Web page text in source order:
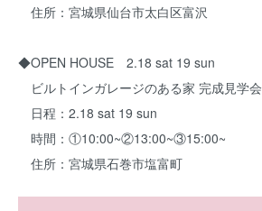
住所：宮城県仙台市太白区富沢
◆OPEN HOUSE 2.18 sat 19 sun
ビルトインガレージのある家 完成見学会
日程：2.18 sat 19 sun
時間：①10:00~②13:00~③15:00~
住所：宮城県石巻市塩富町